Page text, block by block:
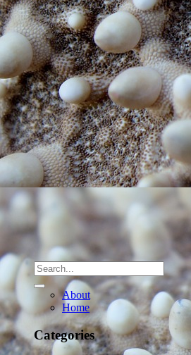
About
Home
Categories